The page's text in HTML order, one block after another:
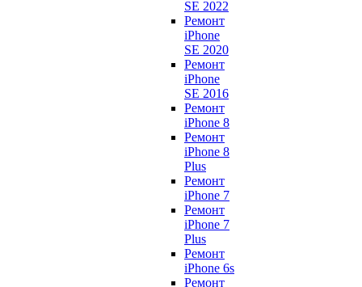
SE 2022
Ремонт
iPhone
SE 2020
Ремонт
iPhone
SE 2016
Ремонт
iPhone 8
Ремонт
iPhone 8
Plus
Ремонт
iPhone 7
Ремонт
iPhone 7
Plus
Ремонт
iPhone 6s
Ремонт